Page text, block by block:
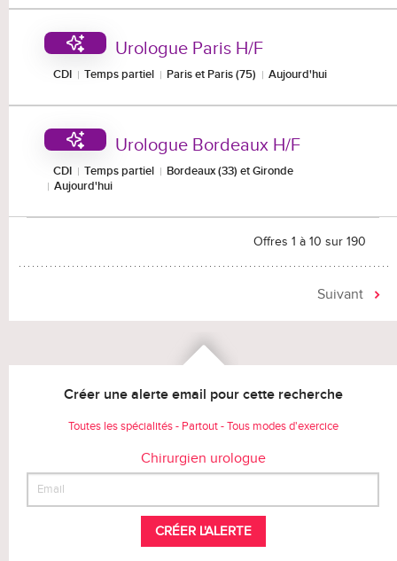
Urologue Paris H/F
CDI Temps partiel Paris et Paris (75) Aujourd'hui
Urologue Bordeaux H/F
CDI Temps partiel
Bordeaux (33) et Gironde
Aujourd'hui
Offres 1 à 10 sur 190
Suivant
Créer une alerte email pour cette recherche
Toutes les spécialités - Partout - Tous modes d'exercice
Chirurgien urologue
CRÉER L'ALERTE